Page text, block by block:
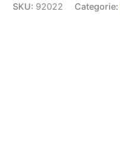
SKU: 92022 Categorie: